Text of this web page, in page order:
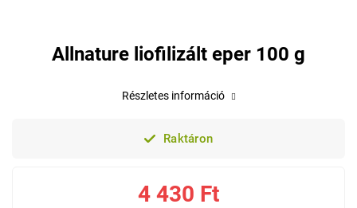
Allnature liofilizált eper 100 g
Raktáron
4 430 Ft
Részletes információ